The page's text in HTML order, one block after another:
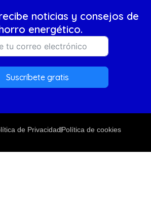
noticias y consejos de
energético.
Suscríbete gratis
de PrivacidadPolítica de cookies